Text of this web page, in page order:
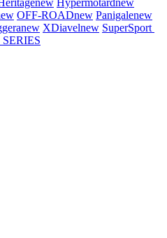
new Hypermotardnew
OFF-ROADnew Panigalenew
new XDiavelnew SuperSport